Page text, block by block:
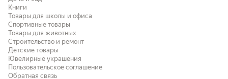
Книги
Товары для школы и офиса
Спортивные товары
Товары для животных
Строительство и ремонт
Детские товары
Ювелирные украшения
Пользовательское соглашение
Обратная связь